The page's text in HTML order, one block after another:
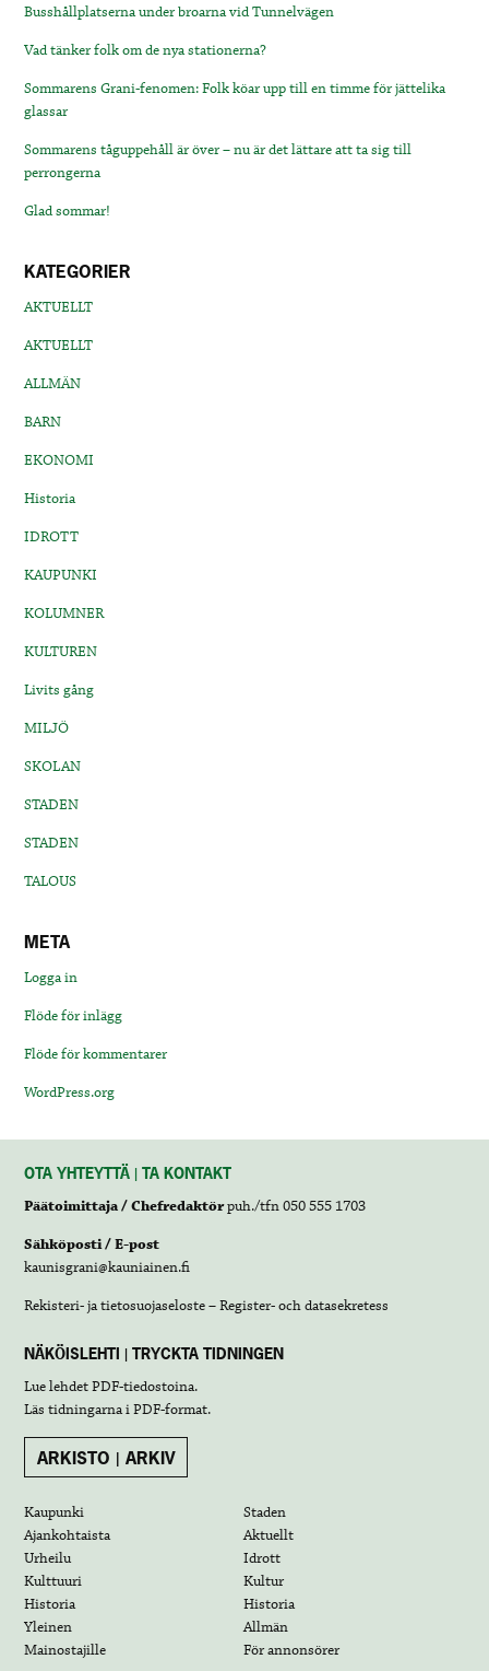
Busshållplatserna under broarna vid Tunnelvägen
Vad tänker folk om de nya stationerna?
Sommarens Grani-fenomen: Folk köar upp till en timme för jättelika
glassar
Sommarens tåguppehåll är över – nu är det lättare att ta sig till
perrongerna
Glad sommar!
KATEGORIER
AKTUELLT
AKTUELLT
ALLMÄN
BARN
EKONOMI
Historia
IDROTT
KAUPUNKI
KOLUMNER
KULTUREN
Livits gång
MILJÖ
SKOLAN
STADEN
STADEN
TALOUS
META
Logga in
Flöde för inlägg
Flöde för kommentarer
WordPress.org
OTA YHTEYTTÄ | TA KONTAKT
Päätoimittaja / Chefredaktörpuh./tfn 050 555 1703
Sähköposti / E-post
kaunisgrani@kauniainen.fi
Rekisteri- ja tietosuojaseloste – Register- och datasekretess
NÄKÖISLEHTI | TRYCKTA TIDNINGEN
Lue lehdetPDF-tiedostoina.
Läs tidningarna iPDF-format.
ARKISTO | ARKIV
Kaupunki
Staden
Ajankohtaista
Aktuellt
Urheilu
Idrott
Kulttuuri
Kultur
Historia
Historia
Yleinen
Allmän
Mainostajille
För annonsörer